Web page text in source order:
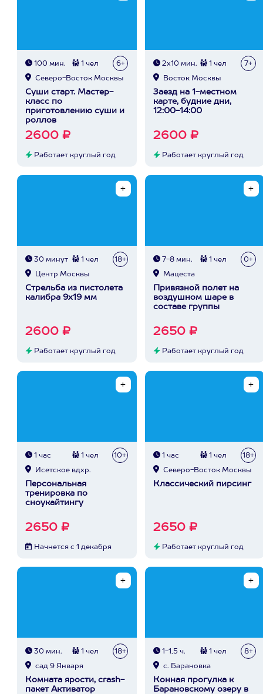
100 мин. 1 чел 6+
Северо-Восток Москвы
Суши старт. Мастер-
класс по
приготовлению суши и
роллов
2600 ₽
Работает круглый год
2х10 мин. 1 чел 7+
Восток Москвы
Заезд на 1-местном
карте, будние дни,
12:00-14:00
2600 ₽
Работает круглый год
30 минут 1 чел 18+
Центр Москвы
Стрельба из пистолета
калибра 9х19 мм
2600 ₽
Работает круглый год
7-8 мин. 1 чел 0+
Мацеста
Привязной полет на
воздушном шаре в
составе группы
2650 ₽
Работает круглый год
1 час 1 чел 10+
Исетское вдхр.
Персональная
тренировка по
сноукайтингу
2650 ₽
Начнется с 1 декабря
1 час 1 чел 18+
Северо-Восток Москвы
Классический пирсинг
2650 ₽
Работает круглый год
30 мин. 1 чел 18+
сад 9 Января
Комната ярости, crash-
пакет Активатор
1-1,5 ч. 1 чел 8+
с. Барановка
Конная прогулка к
Барановскому озеру в